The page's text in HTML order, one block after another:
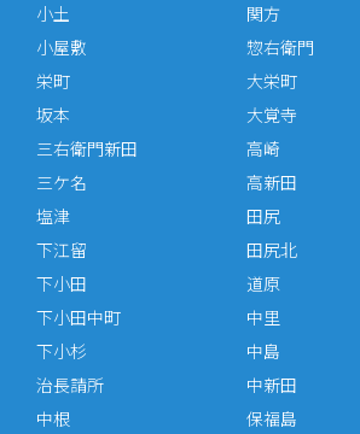
小土
小屋敷
栄町
坂本
三右衛門新田
三ケ名
塩津
下江留
下小田
下小田中町
下小杉
治長請所
関方
惣右衛門
大栄町
大覚寺
高崎
高新田
田尻
田尻北
道原
中里
中島
中新田
中根
保福島